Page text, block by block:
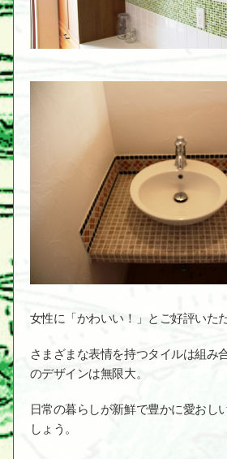
女性に「かわいい！」とご好評いた
さまざまな表情を持つタイルは組み
のデザインは無限大。
日常の暮らしが新鮮で豊かに愛おし
しょう。